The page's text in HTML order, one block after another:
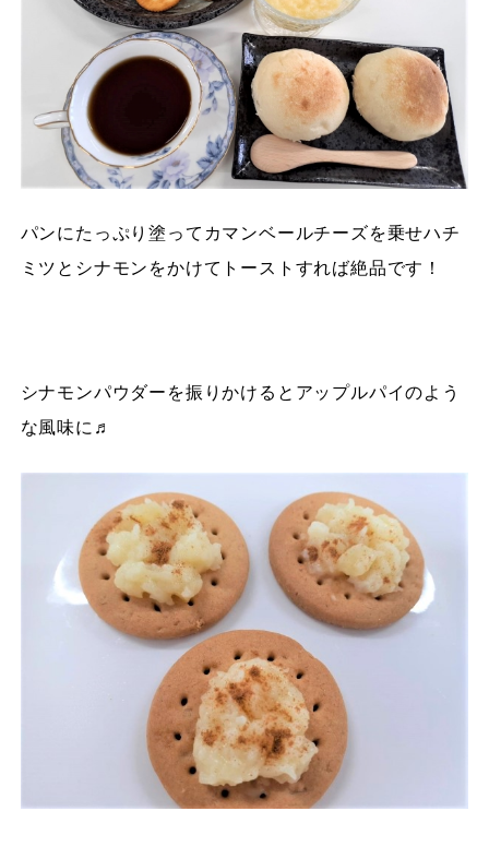
パンにたっぷり塗ってカマンベールチーズを乗せハチ
ミツとシナモンをかけてトーストすれば絶品です！
シナモンパウダーを振りかけるとアップルパイのよう
な風味に♬